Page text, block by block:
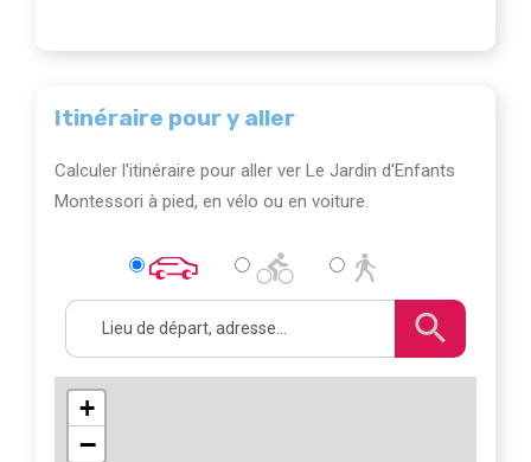
Itinéraire pour y aller
Calculer l'itinéraire pour aller ver Le Jardin d'Enfants
Montessori à pied, en vélo ou en voiture.
+
−